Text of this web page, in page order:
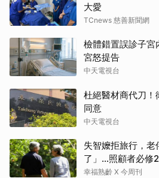
大愛
TCnews 慈善新聞網
檢體錯置誤診子
宮怒提告
中天電視台
杜絕醫材商代刀！
同意
中天電視台
失智嬤拒旅行，老
了」…照顧者必修
樣」就好了
幸福熟齡 X 今周刊